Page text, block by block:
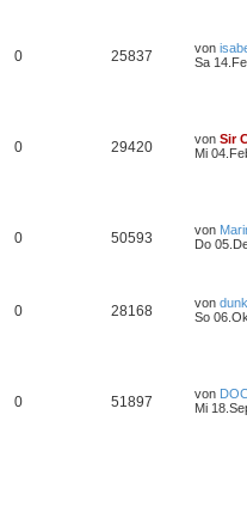
0 25837 von
Sa
0 29420 von Sir
Mi
0 50593 von
Do
0 28168 von
So
0 51897 von
Mi